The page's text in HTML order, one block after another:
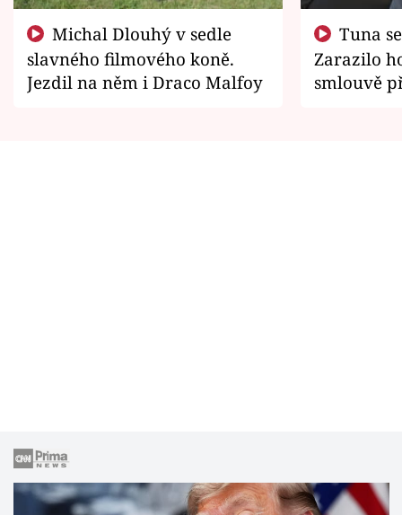
slavného filmového koně.
Jezdil na něm i Draco Malfoy
Zarazilo
smlouvě